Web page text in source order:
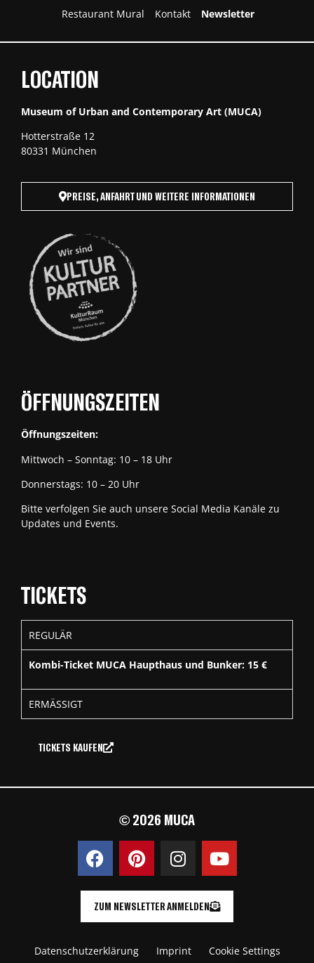
Restaurant Mural
Kontakt Newsletter
LOCATION
Museum of Urban and Contemporary Art (MUCA)
Hotterstraße 12
80331 München
PREISE, ANFAHRT UND WEITERE INFORMATIONEN
ÖFFNUNGSZEITEN
Öffnungszeiten:
Mittwoch – Sonntag: 10 – 18 Uhr
Donnerstags: 10 – 20 Uhr
Bitte verfolgen Sie auch unsere Social Media Kanäle zu
Updates und Events.
TICKETS
REGULÄR
Kombi-Ticket MUCA Haupthaus und Bunker: 15 €
ERMÄSSIGT
TICKETS KAUFEN
© 2026 MUCA
ZUM NEWSLETTER ANMELDEN
Datenschutzerklärung Imprint Cookie Settings